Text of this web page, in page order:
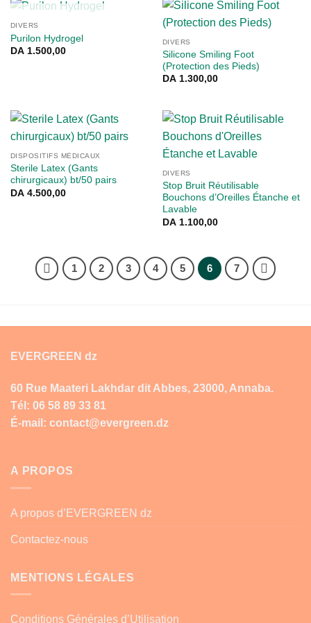
RUPTURE DE STOCK
DIVERS
Purilon Hydrogel
DA1.500,00
DIVERS
Silicone Smiling Foot
(Protection des Pieds)
DA1.300,00
DISPOSITIFS MÉDICAUX
Sterile Latex (Gants
chirurgicaux) bt/50 pairs
DA4.500,00
DIVERS
Stop Bruit Réutilisable
Bouchons d’Oreilles Étanche et
Lavable
DA1.100,00
1 2 3 4 5 6 7
EVERGREEN dz
60 Rue Maateri Lakhdar dit Abbes, 23000, Annaba.
Tél: 06 58 89 33 81
É-mail: contact@evergreen.dz
A PROPOS
A propos d’EVERGREEN dz
Contactez-nous
MENTIONS LÉGALES
Conditions Générales d’Utilisation